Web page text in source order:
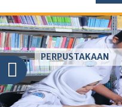
PERPUSTAKAAN